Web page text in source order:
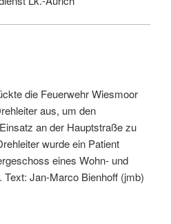
die Feuerwehr Wiesmoor
aus, um den
an der Hauptstraße zu
wurde ein Patient
eines Wohn- und
Jan-Marco Bienhoff (jmb)